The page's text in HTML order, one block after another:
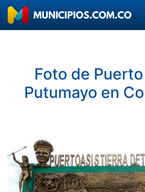
Foto de
Putumayo en